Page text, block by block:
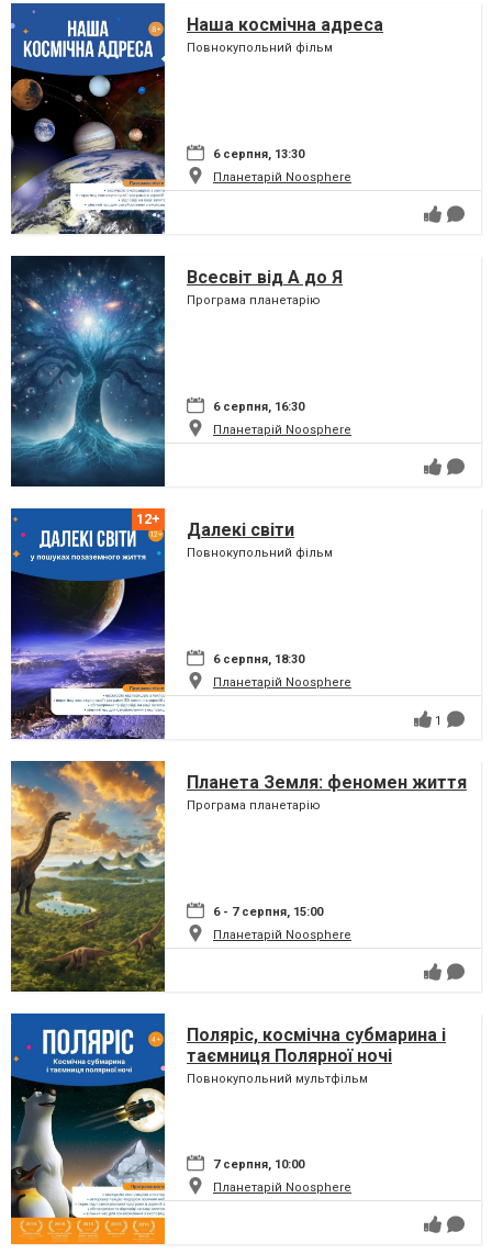
Наша космічна адреса
Повнокупольний фільм
6 серпня, 13:30
Планетарій Noosphere
Всесвіт від А до Я
Програма планетарію
6 серпня, 16:30
Планетарій Noosphere
Далекі світи
Повнокупольний фільм
6 серпня, 18:30
Планетарій Noosphere
1
Планета Земля: феномен життя
Програма планетарію
6 - 7 серпня, 15:00
Планетарій Noosphere
Поляріс, космічна субмарина і
таємниця Полярної ночі
Повнокупольний мультфільм
7 серпня, 10:00
Планетарій Noosphere